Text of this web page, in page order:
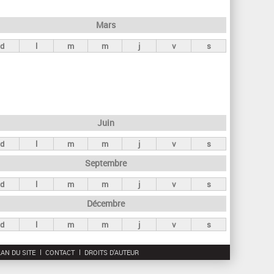
r
c
Mars
d l m m j v s
Juin
d l m m j v s
Septembre
d l m m j v s
Décembre
d l m m j v s
DU SITE CONTACT DROITS D'AUTEUR